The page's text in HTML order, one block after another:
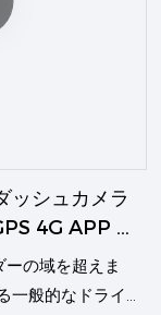
ッシュカメラ
4G APP コ
レーダー
ーの域を超えま
一般的なドライブ